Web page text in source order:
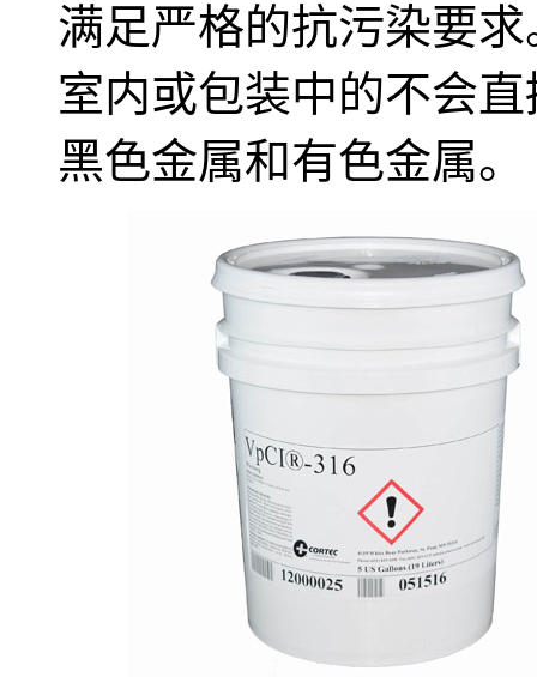
满足严格的抗污染要
室内或包装中的不会
黑色金属和有色金属。